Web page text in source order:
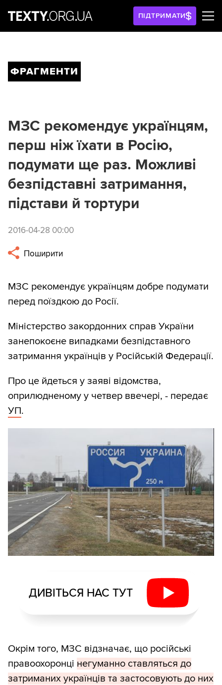
ПІДТРИМАТИ
ФРАГМЕНТИ
МЗС рекомендує українцям,
перш ніж їхати в Росію,
подумати ще раз. Можливі
безпідставні затримання,
підстави й тортури
2016-04-28 00:00
Поширити
МЗС рекомендує українцям добре подумати
перед поїздкою до Росії.
Міністерство закордонних справ України
занепокоєне випадками безпідставного
затримання українців у Російській Федерації.
Про це йдеться у заяві відомства,
оприлюдненому у четвер ввечері, - передає
УП.
ДИВІТЬСЯ НАС ТУТ
Окрім того, МЗС відзначає, що російські
правоохоронці негуманно ставляться до
затриманих українців та застосовують до них